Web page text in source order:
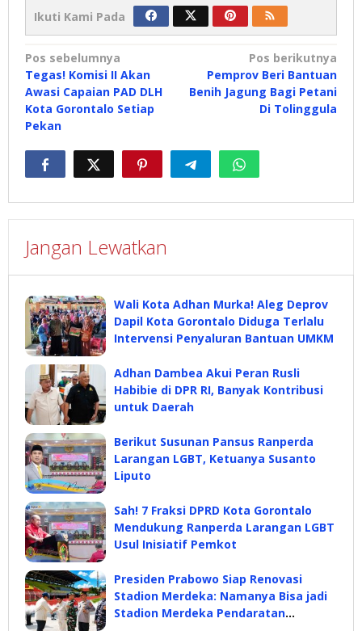
Ikuti Kami Pada
Navigasi
pos
Pos sebelumnya
Tegas! Komisi II Akan
Awasi Capaian PAD DLH
Kota Gorontalo Setiap
Pekan
Pos berikutnya
Pemprov Beri Bantuan
Benih Jagung Bagi Petani
Di Tolinggula
Jangan Lewatkan
Wali Kota Adhan Murka! Aleg Deprov
Dapil Kota Gorontalo Diduga Terlalu
Intervensi Penyaluran Bantuan UMKM
Adhan Dambea Akui Peran Rusli
Habibie di DPR RI, Banyak Kontribusi
untuk Daerah
Berikut Susunan Pansus Ranperda
Larangan LGBT, Ketuanya Susanto
Liputo
Sah! 7 Fraksi DPRD Kota Gorontalo
Mendukung Ranperda Larangan LGBT
Usul Inisiatif Pemkot
Presiden Prabowo Siap Renovasi
Stadion Merdeka: Namanya Bisa jadi
Stadion Merdeka Pendaratan